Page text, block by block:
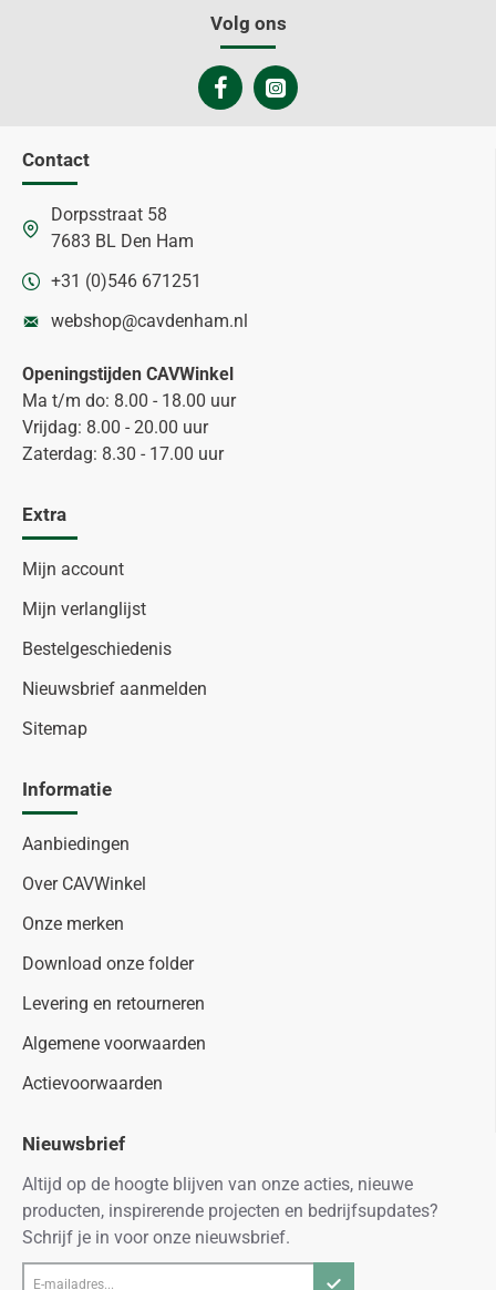
Volg ons
Contact
Dorpsstraat 58
7683 BL Den Ham
+31 (0)546 671251
webshop@cavdenham.nl
Openingstijden CAVWinkel
Ma t/m do: 8.00 - 18.00 uur
Vrijdag: 8.00 - 20.00 uur
Zaterdag: 8.30 - 17.00 uur
Extra
Mijn account
Mijn verlanglijst
Bestelgeschiedenis
Nieuwsbrief aanmelden
Sitemap
Informatie
Aanbiedingen
Over CAVWinkel
Onze merken
Download onze folder
Levering en retourneren
Algemene voorwaarden
Actievoorwaarden
Nieuwsbrief
Altijd op de hoogte blijven van onze acties, nieuwe
producten, inspirerende projecten en bedrijfsupdates?
Schrijf je in voor onze nieuwsbrief.